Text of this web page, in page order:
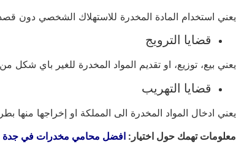
يعني استخدام المادة المخدرة للاستهلاك الشخصي دون قصد
قضايا الترويج
يعني بيع، توزيع، او تقديم المواد المخدرة للغير باي
قضايا التهريب
يعني ادخال المواد المخدرة الى المملكة او إخراجها
معلومات تهمك حول اختيار: افضل محامي مخدرات في جدة